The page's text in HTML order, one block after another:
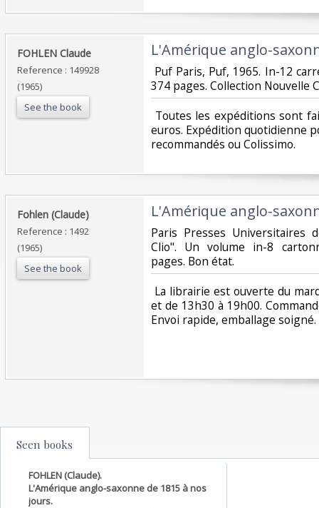
‎FOHLEN Claude ‎
Reference : 149928
(1965)
See the book
‎L'Amérique anglo-
Puf Paris, Puf, 1965. In-12
374 pages. Collection Nouvelle
Toutes les expéditions sont
euros. Expédition quotidienne
recommandés ou Colissimo. ‎
‎Fohlen (Claude)‎
Reference : 1492
(1965)
See the book
‎L'Amérique anglo-
‎Paris Presses Universitaires
Clio". Un volume in-8
pages. Bon état. ‎
La librairie est ouverte du
et de 13h30 à 19h00.
Envoi rapide, emballage soigné. ‎
Seen books
FOHLEN (Claude).
L'Amérique anglo-saxonne de 1815 à nos
jours.